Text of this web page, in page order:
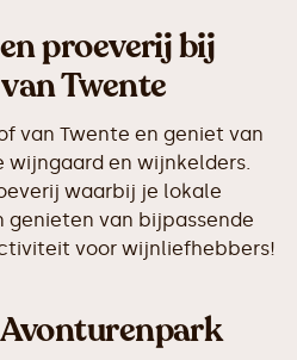
proeverij bij
Twente
van Twente en geniet van
wijngaard en wijnkelders.
waarbij je lokale
van bijpassende
voor wijnliefhebbers!